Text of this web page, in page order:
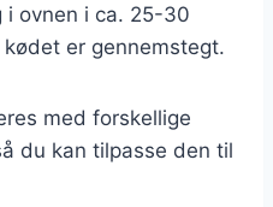
i ovnen i ca. 25-30
er gennemstegt.
med forskellige
du kan tilpasse den til